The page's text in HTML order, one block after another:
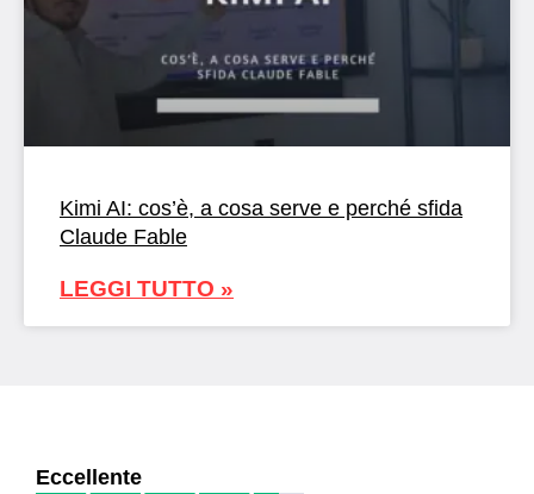
Kimi AI: cos’è, a cosa serve e perché sfida
Claude Fable
LEGGI TUTTO »
Eccellente